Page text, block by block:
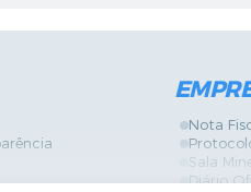
Nota
Sala
Diário